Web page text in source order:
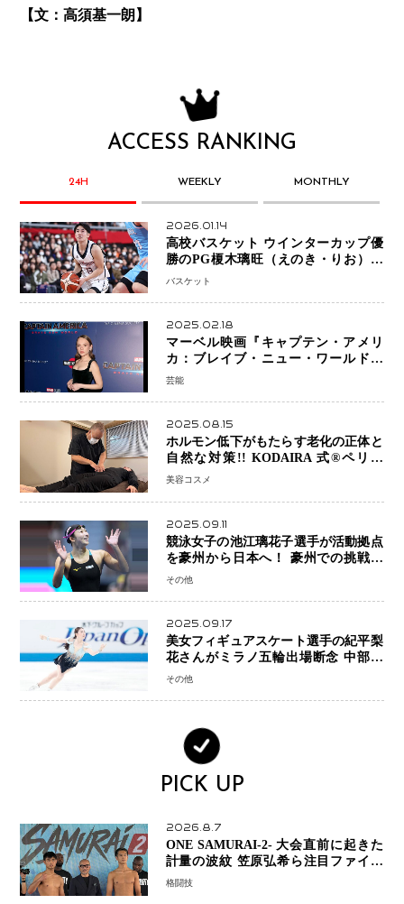
【文：高須基一朗】
ACCESS RANKING
24H WEEKLY MONTHLY
2026.01.14
高校バスケット ウインターカップ優
勝のPG榎木璃旺（えのき・りお）が
プロの現場へ―。
バスケット
2025.02.18
マーベル映画『キャプテン・アメリ
カ：ブレイブ・ニュー・ワールド』
新ブラック・ウィドウ役のシラ・ハー
芸能
2025.08.15
ホルモン低下がもたらす老化の正体と
自然な対策!! KODAIRA 式®ペリネ
（骨盤底筋）ケア
美容コスメ
2025.09.11
競泳女子の池江璃花子選手が活動拠点
を豪州から日本へ！ 豪州での挑戦を
糧に、28年ロサンゼルス五輪へ再始動
その他
2025.09.17
美女フィギュアスケート選手の紀平梨
花さんがミラノ五輪出場断念 中部選
手権欠場を発表「安全最優先の判断」
その他
PICK UP
2026.8.7
ONE SAMURAI-2- 大会直前に起きた
計量の波紋 笠原弘希ら注目ファイタ
ーは契約体重で決戦へ、山本歩夢と平
格闘技